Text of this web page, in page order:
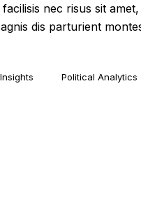
nec risus sit
dis parturient
Political Analytics